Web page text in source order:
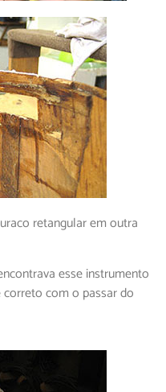
retangular em outra
esse instrumento
com o passar do